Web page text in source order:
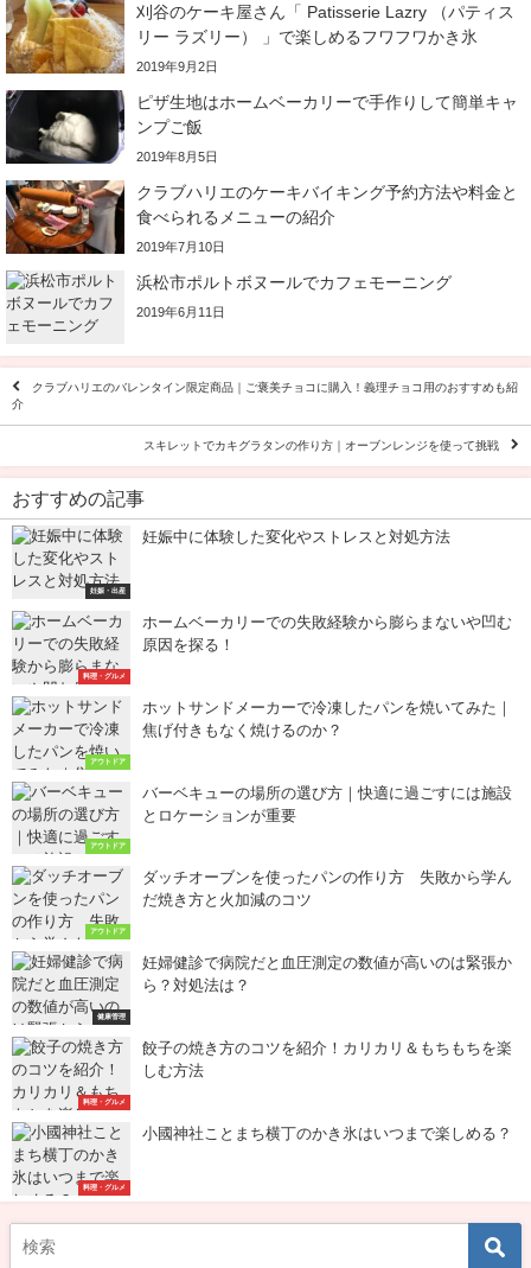
刈谷のケーキ屋さん「 Patisserie Lazry （パティス
リー ラズリー） 」で楽しめるフワフワかき氷
2019年9月2日
ピザ生地はホームベーカリーで手作りして簡単キャ
ンプご飯
2019年8月5日
クラブハリエのケーキバイキング予約方法や料金と
食べられるメニューの紹介
2019年7月10日
浜松市ポルトボヌールでカフェモーニング
2019年6月11日
クラブハリエのバレンタイン限定商品｜ご褒美チョコに購入！義理チョコ用のおすすめも紹
介
スキレットでカキグラタンの作り方｜オーブンレンジを使って挑戦
おすすめの記事
妊娠・出産
妊娠中に体験した変化やストレスと対処方法
料理・グルメ
ホームベーカリーでの失敗経験から膨らまないや凹む
原因を探る！
アウトドア
ホットサンドメーカーで冷凍したパンを焼いてみた｜
焦げ付きもなく焼けるのか？
アウトドア
バーベキューの場所の選び方｜快適に過ごすには施設
とロケーションが重要
アウトドア
ダッチオーブンを使ったパンの作り方 失敗から学ん
だ焼き方と火加減のコツ
健康管理
妊婦健診で病院だと血圧測定の数値が高いのは緊張か
ら？対処法は？
料理・グルメ
餃子の焼き方のコツを紹介！カリカリ＆もちもちを楽
しむ方法
料理・グルメ
小國神社ことまち横丁のかき氷はいつまで楽しめる？